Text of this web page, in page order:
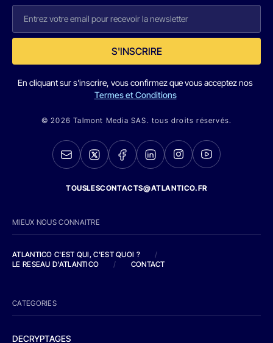
S'INSCRIRE
En cliquant sur s'inscrire, vous confirmez que vous acceptez nos
Termes et Conditions
© 2026 Talmont Media SAS. tous droits réservés.
TOUSLESCONTACTS@ATLANTICO.FR
MIEUX NOUS CONNAITRE
ATLANTICO C'EST QUI, C'EST QUOI ?
/
LE RESEAU D'ATLANTICO
/ CONTACT
CATEGORIES
DECRYPTAGES